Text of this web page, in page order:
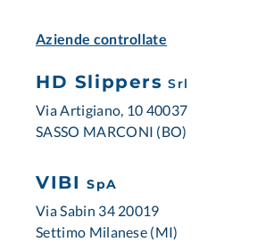
Aziende controllate
HD Slippers Srl
Via Artigiano, 10 40037
SASSO MARCONI (BO)
VIBI SpA
Via Sabin 34 20019
Settimo Milanese (MI)